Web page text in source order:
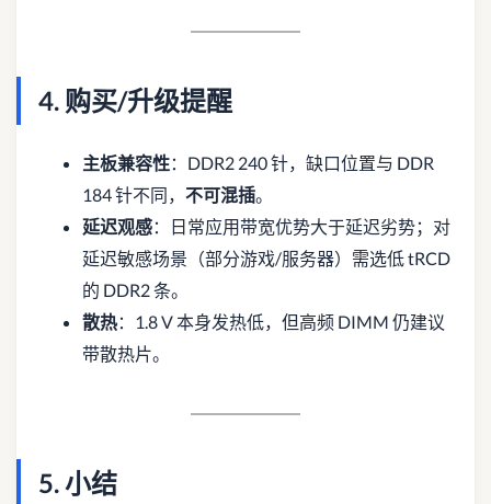
4. 购买/升级提醒
主板兼容性：DDR2 240 针，缺口位置与 DDR
184 针不同， 不可混插。
延迟观感：日常应用带宽优势大于延迟劣势；对
延迟敏感场景（部分游戏/服务器）需选低 tRCD
的 DDR2 条。
散热：1.8 V 本身发热低，但高频 DIMM 仍建议
带散热片。
5. 小结